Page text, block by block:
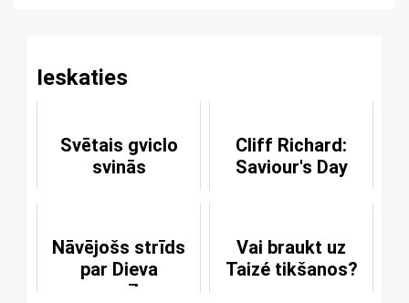
Ieskaties
Svētais gviclo
svinās
Cliff Richard:
Saviour's Day
Nāvējošs strīds
par Dieva
esamību
Vai braukt uz
Taizé tikšanos?